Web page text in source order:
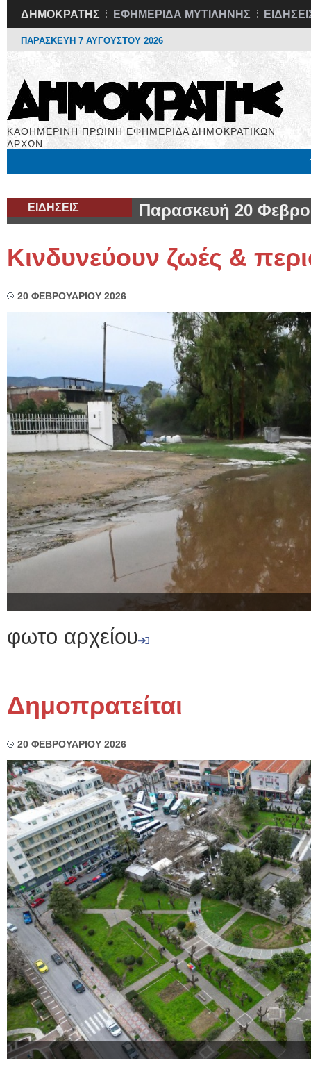
ΔΗΜΟΚΡΑΤΗΣ ΕΦΗΜΕΡΙΔΑ ΜΥΤΙΛΗΝΗΣ
ΠΑΡΑΣΚΕΥΗ 7 ΑΥΓΟΥΣΤΟΥ 2026
ΚΑΘΗΜΕΡΙΝΗ ΠΡΩΙΝΗ ΕΦΗΜΕΡΙΔΑ ΔΗΜΟΚΡΑΤΙΚΩΝ
ΑΡΧΩΝ
ΕΙΔΗΣΕΙΣ Παρασκευή 20
Κινδυνεύουν ζωές &
20 ΦΕΒΡΟΥΑΡΙΟΥ 2026
φωτο αρχείου
Δημοπρατείται
20 ΦΕΒΡΟΥΑΡΙΟΥ 2026